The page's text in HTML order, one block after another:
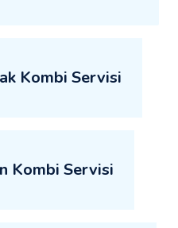
Kombi Servisi
Kombi Servisi